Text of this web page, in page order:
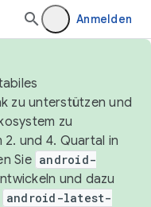
Anmelden
zu unterstützen und
zu
und 4. Quartal in
Sie android-
und dazu
android-latest-